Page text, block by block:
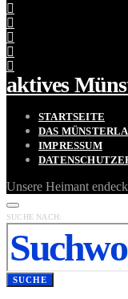
aktives
STARTSEITE
DAS
IMPRESSUM
Unsere Heimant
SUCHE NACH:
SUCHE